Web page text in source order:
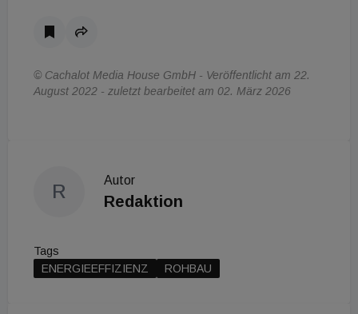
© Cachalot Media House GmbH - Veröffentlicht am 22.
August 2022 - zuletzt bearbeitet am 02. März 2026
R
Autor
Redaktion
Tags
ENERGIEEFFIZIENZ
ROHBAU